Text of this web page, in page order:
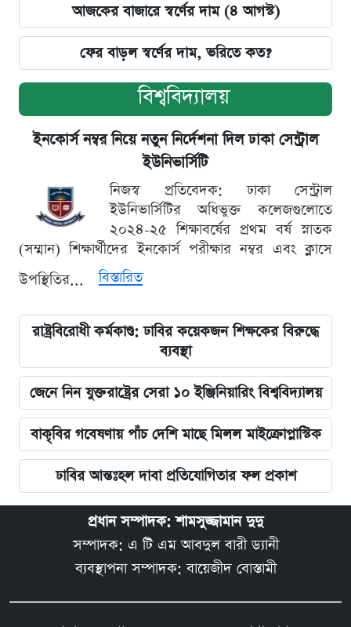
আজকের বাজারে স্বর্ণের দাম (৪ আগস্ট)
ফের বাড়ল স্বর্ণের দাম, ভরিতে কত?
বিশ্ববিদ্যালয়
ইনকোর্স নম্বর নিয়ে নতুন নির্দেশনা দিল ঢাকা সেন্ট্রাল
ইউনিভার্সিটি
নিজস্ব প্রতিবেদক: ঢাকা সেন্ট্রাল
ইউনিভার্সিটির অধিভুক্ত কলেজগুলোতে
২০২৪-২৫ শিক্ষাবর্ষের প্রথম বর্ষ স্নাতক
(সম্মান) শিক্ষার্থীদের ইনকোর্স পরীক্ষার নম্বর এবং ক্লাসে
উপস্থিতির...
বিস্তারিত
রাষ্ট্রবিরোধী কর্মকাণ্ড: ঢাবির কয়েকজন শিক্ষকের বিরুদ্ধে
ব্যবস্থা
জেনে নিন যুক্তরাষ্ট্রের সেরা ১০ ইঞ্জিনিয়ারিং বিশ্ববিদ্যালয়
বাকৃবির গবেষণায় পাঁচ দেশি মাছে মিলল মাইক্রোপ্লাস্টিক
ঢাবির আন্তঃহল দাবা প্রতিযোগিতার ফল প্রকাশ
প্রধান সম্পাদক: শামসুজ্জামান দুদু
সম্পাদক: এ টি এম আবদুল বারী ড্যানী
ব্যবস্থাপনা সম্পাদক: বায়েজীদ বোস্তামী